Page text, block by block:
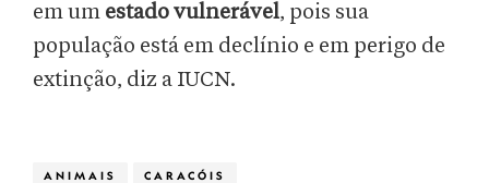
em um estado vulnerável, pois sua
população está em declínio e em perigo de
extinção, diz a IUCN.
ANIMAIS CARACÓIS